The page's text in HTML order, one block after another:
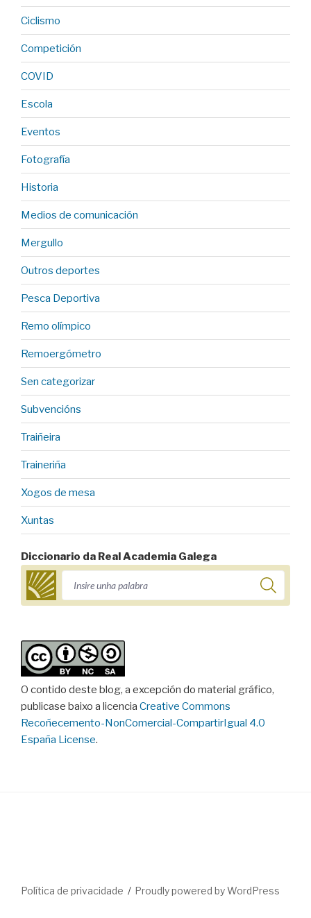
Ciclismo
Competición
COVID
Escola
Eventos
Fotografía
Historia
Medios de comunicación
Mergullo
Outros deportes
Pesca Deportiva
Remo olímpico
Remoergómetro
Sen categorizar
Subvencións
Traiñeira
Traineriña
Xogos de mesa
Xuntas
Diccionario da Real Academia Galega
O contido deste blog, a excepción do material gráfico,
publicase baixo a licencia Creative Commons
Recoñecemento-NonComercial-CompartirIgual 4.0
España License.
Política de privacidade Proudly powered by WordPress